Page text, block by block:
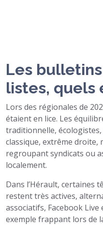
Les
listes, quels
Lors des régionales de
étaient en lice. Les
traditionnelle,
classique, extrême droite,
regroupant syndicats ou
localement.
Dans l’Hérault, certaines
restent très actives,
associatifs, Facebook
exemple frappant lors de